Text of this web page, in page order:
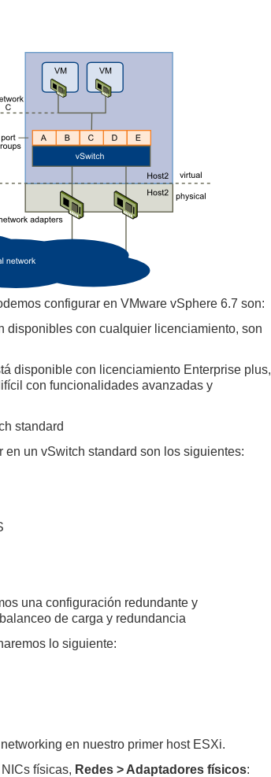
configurar en VMware vSphere 6.7 son:
disponibles con cualquier licenciamiento, son
disponible con licenciamiento Enterprise plus,
con funcionalidades avanzadas y
standard
en un vSwitch standard son los siguientes:
una configuración redundante y
de carga y redundancia
lo siguiente:
en nuestro primer host ESXi.
físicas, Redes > Adaptadores físicos: